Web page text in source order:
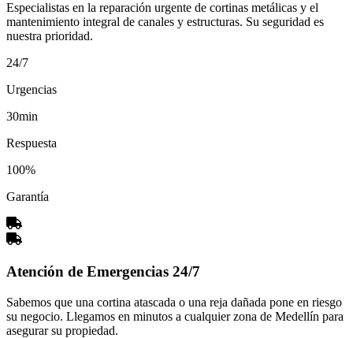
Especialistas en la reparación urgente de cortinas metálicas y el
mantenimiento integral de canales y estructuras. Su seguridad es
nuestra prioridad.
24/7
Urgencias
30min
Respuesta
100%
Garantía
Atención de Emergencias 24/7
Sabemos que una cortina atascada o una reja dañada pone en riesgo
su negocio. Llegamos en minutos a cualquier zona de Medellín para
asegurar su propiedad.